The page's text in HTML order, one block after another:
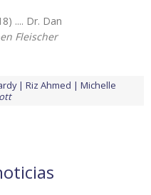
.... Dr. Dan
Fleischer
Riz Ahmed
Michelle